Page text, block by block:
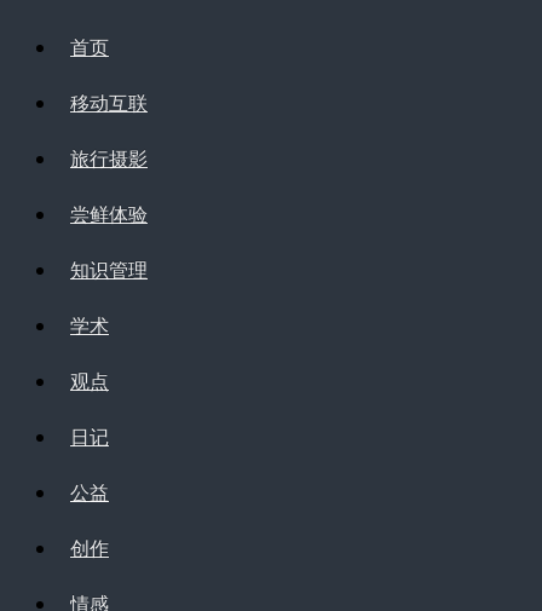
首页
移动互联
旅行摄影
尝鲜体验
知识管理
学术
观点
日记
公益
创作
情感